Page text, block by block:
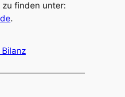
finden unter:
.